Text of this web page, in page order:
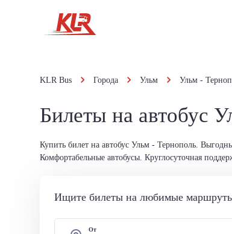
KLR Bus Города Ульм Ульм -
Билеты на автобус
Купить билет на автобус Ульм - Тернополь.
Комфортабельные автобусы. Круглосуточная
Ищите билеты на любимые маршруты
От